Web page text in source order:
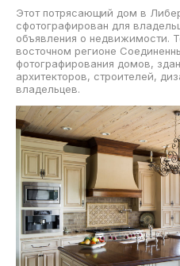
Этот потрясающий дом в
сфотографирован для
объявления о недвижимости.
восточном регионе
фотографирования домов,
архитекторов, строителей,
владельцев.